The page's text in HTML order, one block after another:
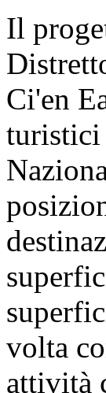
Il
Ci'en
turistici
volta
attività